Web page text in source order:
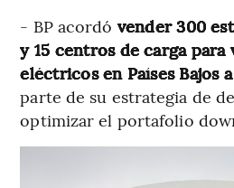
- BP acordó vender 300
y 15 centros de carga para
eléctricos en Países Bajos
parte de su estrategia de
optimizar el portafolio